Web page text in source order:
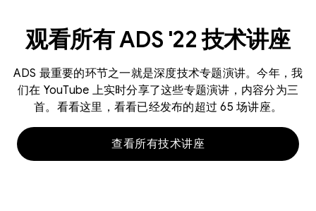
观看所有 ADS '22 技术讲座
ADS 最重要的环节之一就是深度技术专题演讲。今年，我
们在 YouTube 上实时分享了这些专题演讲，内容分为三
首。看看这里，看看已经发布的超过 65 场讲座。
查看所有技术讲座